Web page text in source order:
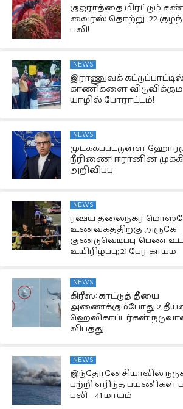
குஜராத்தை மிரட்டும்
வைரஸ் தொற்று.. 22
பலி!
NEWS
இராணுவக்
காணிகளை
யாழில் போராட்டம்!
NEWS
முடக்கப்பட்டுள்ள
நீரிணை! ஈரானின்
அறிவிப்பு
NEWS
ரஷ்ய தலைநகர்
உணவகத்திற்கு அருகே
குண்டுவெடிப்பு: பெண்
உயிரிழப்பு; 21 பேர் காயம்
NEWS
கிரீஸ்: காட்டுத் தீயை
அணைக்கும்போது 2
ஹெலிகாப்டர்கள்
விபத்து
NEWS
இந்தோனேசியாவில்
பற்றி எரிந்த பயணிகள்
பலி – 41 மாயம்